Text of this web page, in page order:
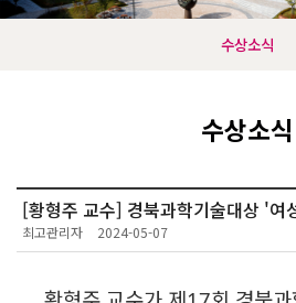
수상소식
수상소식
[황형주 교수] 경북과학기술대상 '여
최고관리자 2024-05-07